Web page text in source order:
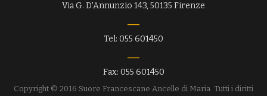
Via G. D'Annunzio 143, 50135 Firenze
Tel: 055 601450
Fax: 055 601450
Copyright © 2016 Suore Francescane Ancelle di Maria. Tutti i diritti